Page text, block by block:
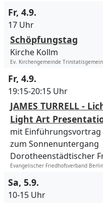
Fr, 4.9.
17 Uhr
Schöpfungstag
Kirche Kollm
Ev. Kirchengemeinde
Fr, 4.9.
19:15-20:15 Uhr
JAMES TURRELL -
Light Art
mit Einführungsvortrag
zum Sonnenuntergang
Dorotheenstädtischer
Evangelischer Friedhofsverband
Sa, 5.9.
10-15 Uhr